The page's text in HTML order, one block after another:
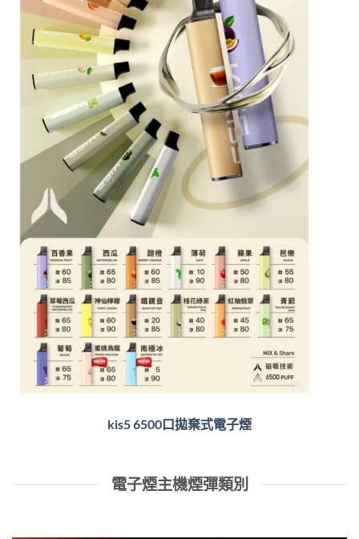
kis5 6500口拋棄式電子煙
電子煙主機煙彈類別